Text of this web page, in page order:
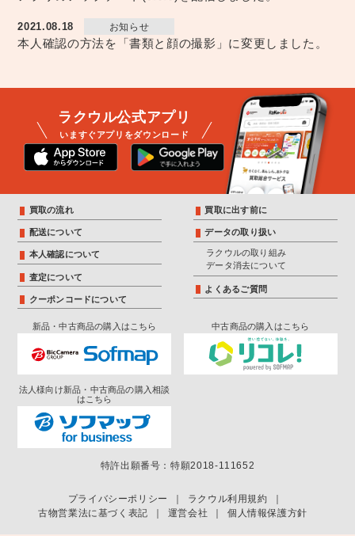
2021.08.18 お知らせ
本人確認の方法を「書類と顔の撮影」に変更しました。
ラクウル公式アプリ
いますぐアプリをダウンロード
買取の流れ
配送について
本人確認について
査定について
クーポンコードについて
買取に出す前に
データの取り扱い
ラクウルの取り組み
データ消去について
よくあるご質問
新品・中古商品の購入はこちら 中古商品の購入はこちら
法人様向け新品・中古商品の購入相談
はこちら
プライバシーポリシー ラクウル利用規約
古物営業法に基づく表記
運営会社 個人情報保護方針
特許出願番号：特願2018-111652